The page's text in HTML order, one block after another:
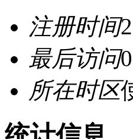
注册时间
最后访问0
所在时区